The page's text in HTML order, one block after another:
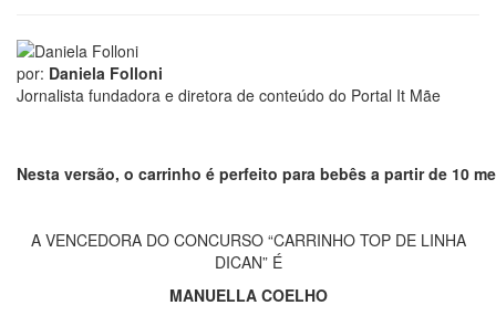
por: Daniela Folloni
Jornalista fundadora e diretora de conteúdo do Portal It Mãe
Nesta versão, o carrinho é perfeito para bebês a partir de 10
A VENCEDORA DO CONCURSO “CARRINHO TOP DE LINHA
DICAN” É
MANUELLA COELHO